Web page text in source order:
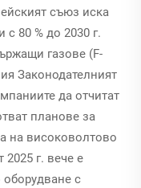
съюз иска
с 80 % до 2030 г.
газове (F-
Законодателният
да отчитат
планове за
на високоволтово
г. вече е
с